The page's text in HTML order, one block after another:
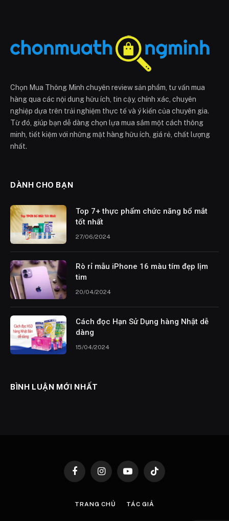
Chọn Mua Thông Minh chuyên review sản phẩm, tư vấn mua
hàng qua các nội dung hữu ích, tin cậy, chính xác, chuyên
nghiệp dựa trên trải nghiệm thực tế và ý kiến của chuyên gia.
Từ đó, giúp bạn dễ dàng chọn lựa mua sắm một cách thông
minh, tiết kiệm với những mặt hàng hữu ích, giá rẻ, chất lượng
nhất.
DÀNH CHO BẠN
Top 7+ thực phẩm chức năng bổ mắt
tốt nhất
27/06/2024
Rò rỉ mẫu iPhone 16 màu tím đẹp lịm
tim
20/04/2024
Cách đọc Hạn Sử Dụng hàng Nhật dễ
dàng
15/04/2024
BÌNH LUẬN MỚI NHẤT
FacebookInstagramYouTubeTikTok
TRANG CHỦ TÁC GIẢ